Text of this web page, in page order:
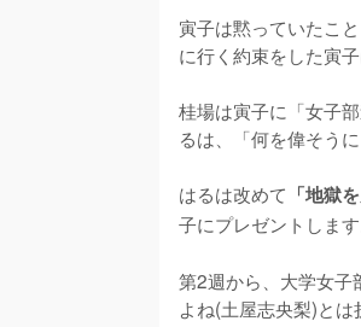
寅子は黙っていたこ
に行く約束をした寅
桂場は寅子に「女子
るは、「何を偉そう
はるは改めて 「地獄
子にプレゼントします
第2週から、大学女子
よね(土屋志央梨)と